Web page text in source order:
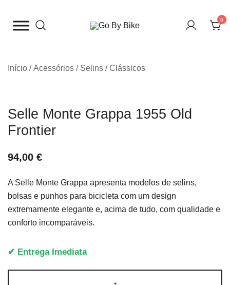
para
0
Início /Acessórios / Selins /Clássicos
Selle Monte Grappa 1955 Old
Frontier
94,00 €
A Selle Monte Grappa apresenta modelos de selins,
bolsas e punhos para bicicleta com um design
extremamente elegante e, acima de tudo, com qualidade e
conforto incomparáveis.
✔ Entrega Imediata